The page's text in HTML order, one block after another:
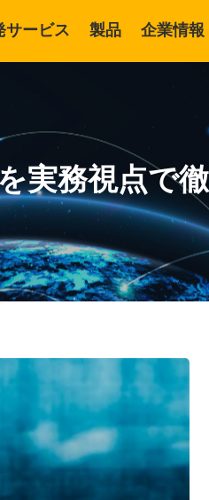
サービス 製品 企業情報
実務視点で
リスト開発言語
Angular 開発
ソフモバイル開発
ジャワシステム開発
DX（デジタルトランスフォー
セールスフォース開発